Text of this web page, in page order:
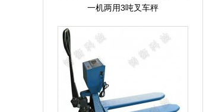
一机两用3吨叉车秤